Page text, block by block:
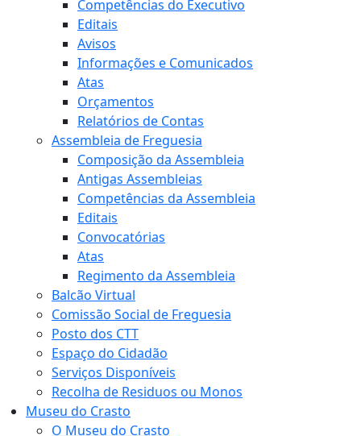
Competências do Executivo
Editais
Avisos
Informações e Comunicados
Atas
Orçamentos
Relatórios de Contas
Assembleia de Freguesia
Composição da Assembleia
Antigas Assembleias
Competências da Assembleia
Editais
Convocatórias
Atas
Regimento da Assembleia
Balcão Virtual
Comissão Social de Freguesia
Posto dos CTT
Espaço do Cidadão
Serviços Disponíveis
Recolha de Residuos ou Monos
Museu do Crasto
O Museu do Crasto